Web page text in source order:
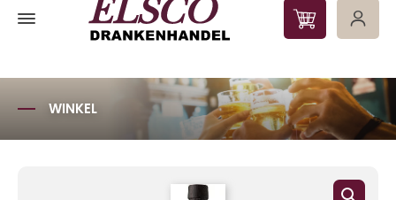
WINKEL